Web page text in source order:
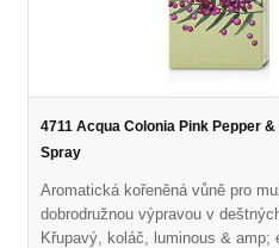
4711 Acqua Colonia Pink Pepper
Spray
Aromatická kořeněná vůně pro
dobrodružnou výpravou v
Křupavý, koláč, luminous & amp;